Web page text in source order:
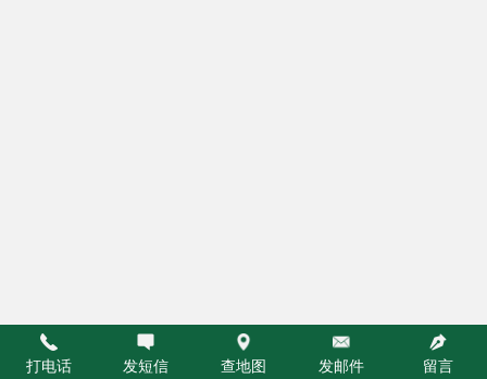
打电话 发短信 查地图 发邮件 留言